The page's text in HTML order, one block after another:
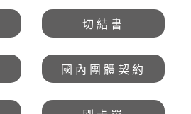
切結書
國內團體契約